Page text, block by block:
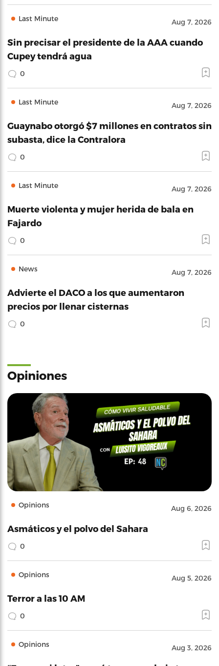
Last Minute Aug 7, 2026
Sin precisar el presidente de la AAA cuando
Cupey tendrá agua
0
Last Minute Aug 7, 2026
Guaynabo otorgó $7 millones en contratos sin
subasta, dice la Contralora
0
Last Minute Aug 7, 2026
Muerte violenta y mujer herida de bala en
Fajardo
0
News Aug 7, 2026
Advierte el DACO a los que aumentaron
precios por llenar cisternas
0
Opiniones
Opinions Aug 6, 2026
Asmáticos y el polvo del Sahara
0
Opinions Aug 5, 2026
Terror a las 10 AM
0
Opinions Aug 3, 2026